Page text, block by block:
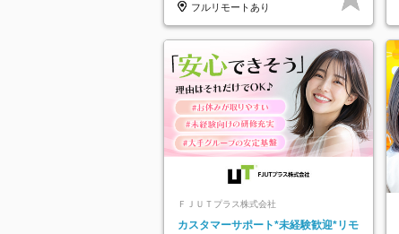
フルリモートあり
ＦＪＵＴプラス株式会社
カスタマーサポート*未経験歓迎*リモ